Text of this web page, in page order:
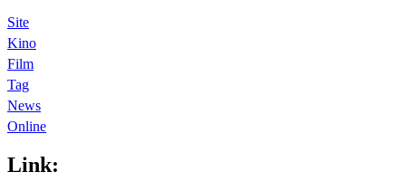
Site
Kino
Film
Tag
News
Online
Link: